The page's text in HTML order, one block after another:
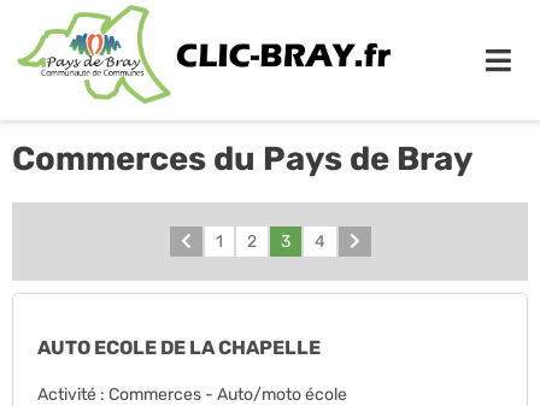
Commerces du Pays de Bray
Précédent
1 2 3 4
AUTO ECOLE DE LA CHAPELLE
Activité : Commerces - Auto/moto école